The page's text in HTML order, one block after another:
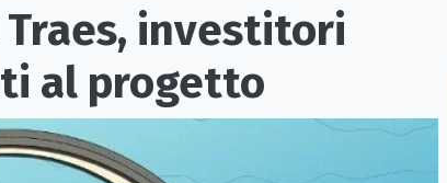
investitori
al progetto